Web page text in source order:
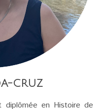
CRUZ
diplômée en Histoire de